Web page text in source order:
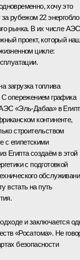
хочу это
рубежом 22
рынка. В их числе АЭС
проект, который
цикле:
загрузка топлива
опережением графика
«Эль-Дабаа» в
континенте,
строительством
с египетскими
Египта создаём в этой
с подготовкой
встать на путь
и заключается
«Росатома». Не
безопасности